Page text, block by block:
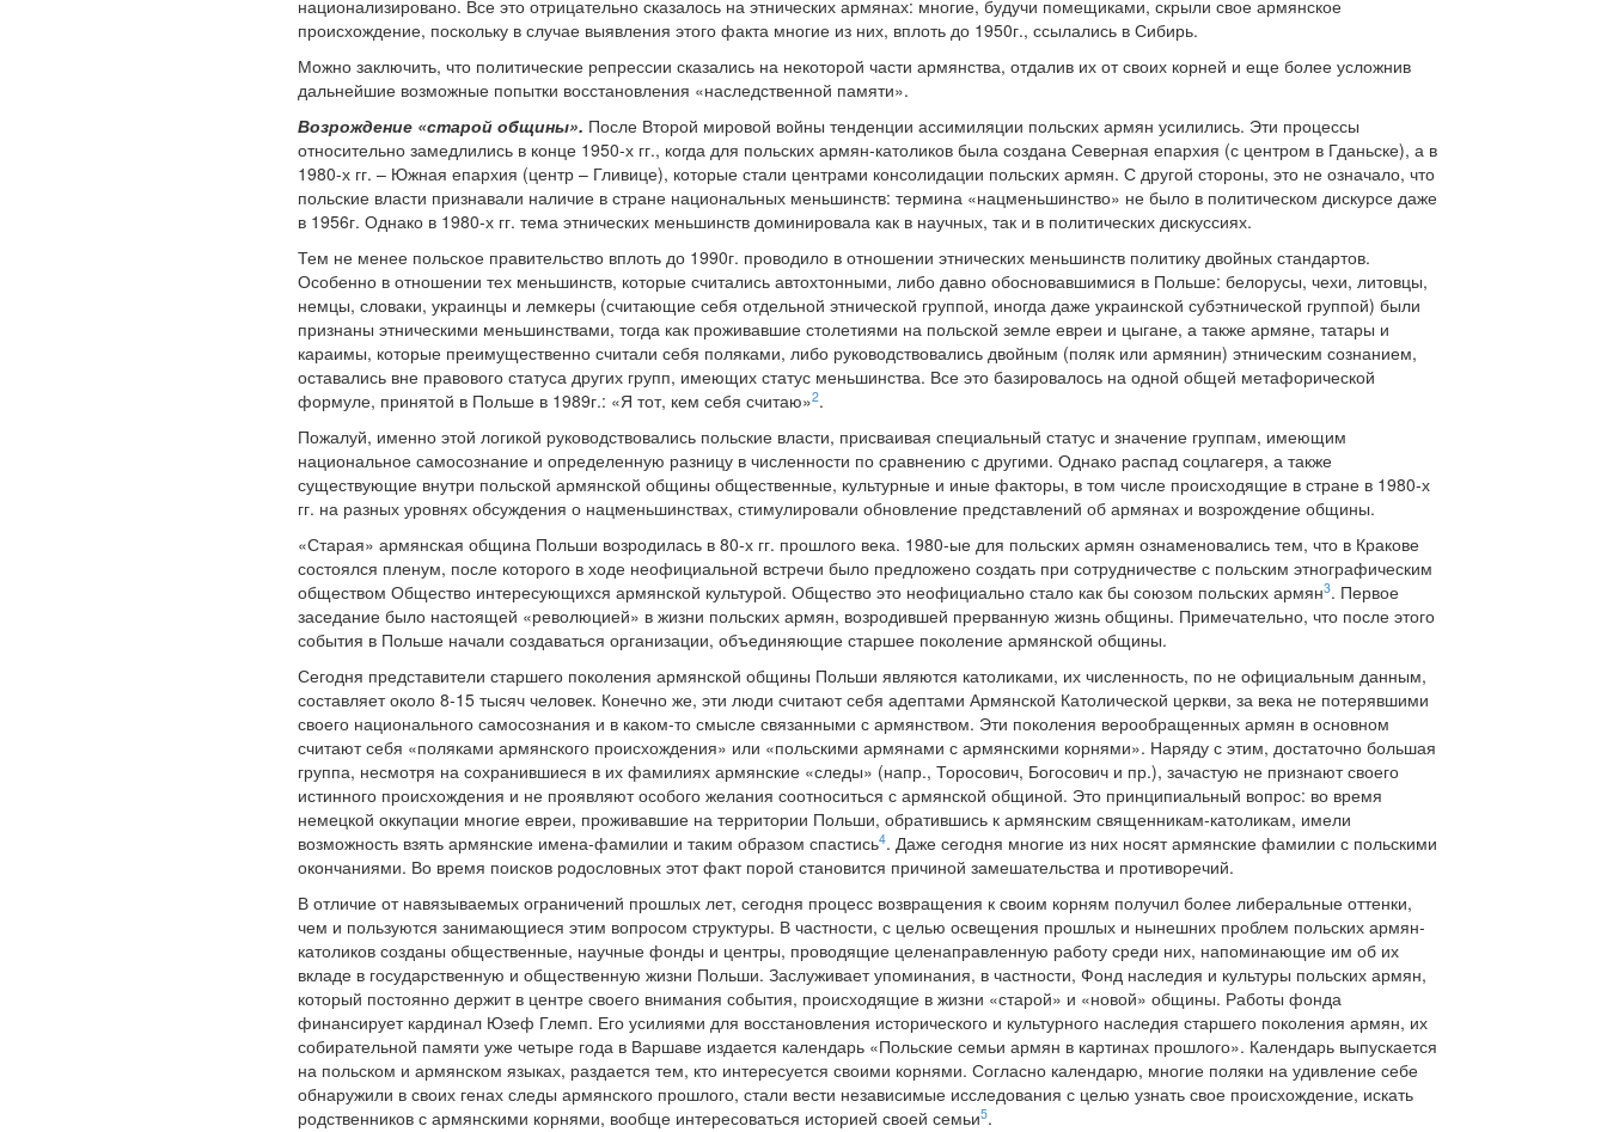
национализировано. Все это отрицательно сказалось на этнических армянах: многие, будучи помещиками, скрыли свое армянское
происхождение, поскольку в случае выявления этого факта многие из них, вплоть до 1950г., ссылались в Сибирь.
Можно заключить, что политические репрессии сказались на некоторой части армянства, отдалив их от своих корней и еще более усложнив
дальнейшие возможные попытки восстановления «наследственной памяти».
Возрождение «старой общины». После Второй мировой войны тенденции ассимиляции польских армян усилились. Эти процессы
относительно замедлились в конце 1950-х гг., когда для польских армян-католиков была создана Северная епархия (с центром в Гданьске), а в
1980-х гг. – Южная епархия (центр – Гливице), которые стали центрами консолидации польских армян. С другой стороны, это не означало, что
польские власти признавали наличие в стране национальных меньшинств: термина «нацменьшинство» не было в политическом дискурсе даже
в 1956г. Однако в 1980-х гг. тема этнических меньшинств доминировала как в научных, так и в политических дискуссиях.
Тем не менее польское правительство вплоть до 1990г. проводило в отношении этнических меньшинств политику двойных стандартов.
Особенно в отношении тех меньшинств, которые считались автохтонными, либо давно обосновавшимися в Польше: белорусы, чехи, литовцы,
немцы, словаки, украинцы и лемкеры (считающие себя отдельной этнической группой, иногда даже украинской субэтнической группой) были
признаны этническими меньшинствами, тогда как проживавшие столетиями на польской земле евреи и цыгане, а также армяне, татары и
караимы, которые преимущественно считали себя поляками, либо руководствовались двойным (поляк или армянин) этническим сознанием,
оставались вне правового статуса других групп, имеющих статус меньшинства. Все это базировалось на одной общей метафорической
формуле, принятой в Польше в 1989г.: «Я тот, кем себя считаю»2.
Пожалуй, именно этой логикой руководствовались польские власти, присваивая специальный статус и значение группам, имеющим
национальное самосознание и определенную разницу в численности по сравнению с другими. Однако распад соцлагеря, а также
существующие внутри польской армянской общины общественные, культурные и иные факторы, в том числе происходящие в стране в 1980-х
гг. на разных уровнях обсуждения о нацменьшинствах, стимулировали обновление представлений об армянах и возрождение общины.
«Старая» армянская община Польши возродилась в 80-х гг. прошлого века. 1980-ые для польских армян ознаменовались тем, что в Кракове
состоялся пленум, после которого в ходе неофициальной встречи было предложено создать при сотрудничестве с польским этнографическим
обществом Общество интересующихся армянской культурой. Общество это неофициально стало как бы союзом польских армян3. Первое
заседание было настоящей «революцией» в жизни польских армян, возродившей прерванную жизнь общины. Примечательно, что после этого
события в Польше начали создаваться организации, объединяющие старшее поколение армянской общины.
Сегодня представители старшего поколения армянской общины Польши являются католиками, их численность, по не официальным данным,
составляет около 8-15 тысяч человек. Конечно же, эти люди считают себя адептами Армянской Католической церкви, за века не потерявшими
своего национального самосознания и в каком-то смысле связанными с армянством. Эти поколения верообращенных армян в основном
считают себя «поляками армянского происхождения» или «польскими армянами с армянскими корнями». Наряду с этим, достаточно большая
группа, несмотря на сохранившиеся в их фамилиях армянские «следы» (напр., Торосович, Богосович и пр.), зачастую не признают своего
истинного происхождения и не проявляют особого желания соотноситься с армянской общиной. Это принципиальный вопрос: во время
немецкой оккупации многие евреи, проживавшие на территории Польши, обратившись к армянским священникам-католикам, имели
возможность взять армянские имена-фамилии и таким образом спастись4. Даже сегодня многие из них носят армянские фамилии с польскими
окончаниями. Во время поисков родословных этот факт порой становится причиной замешательства и противоречий.
В отличие от навязываемых ограничений прошлых лет, сегодня процесс возвращения к своим корням получил более либеральные оттенки,
чем и пользуются занимающиеся этим вопросом структуры. В частности, с целью освещения прошлых и нынешних проблем польских армян-
католиков созданы общественные, научные фонды и центры, проводящие целенаправленную работу среди них, напоминающие им об их
вкладе в государственную и общественную жизни Польши. Заслуживает упоминания, в частности, Фонд наследия и культуры польских армян,
который постоянно держит в центре своего внимания события, происходящие в жизни «старой» и «новой» общины. Работы фонда
финансирует кардинал Юзеф Глемп. Его усилиями для восстановления исторического и культурного наследия старшего поколения армян, их
собирательной памяти уже четыре года в Варшаве издается календарь «Польские семьи армян в картинах прошлого». Календарь выпускается
на польском и армянском языках, раздается тем, кто интересуется своими корнями. Согласно календарю, многие поляки на удивление себе
обнаружили в своих генах следы армянского прошлого, стали вести независимые исследования с целью узнать свое происхождение, искать
родственников с армянскими корнями, вообще интересоваться историей своей семьи5.